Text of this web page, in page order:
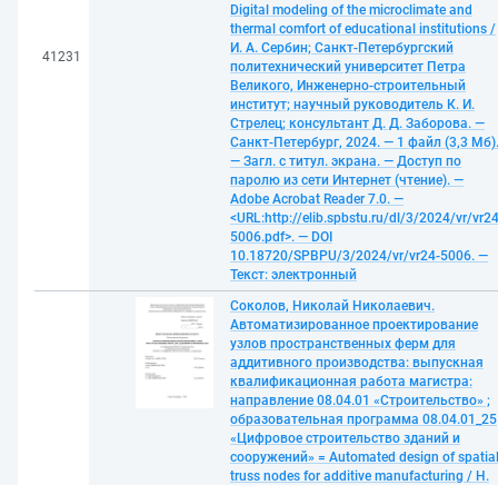
41231
Digital modeling of the microclimate and
thermal comfort of educational institutions /
И. А. Сербин; Санкт-Петербургский
политехнический университет Петра
Великого, Инженерно-строительный
институт; научный руководитель К. И.
Стрелец; консультант Д. Д. Заборова. —
Санкт-Петербург, 2024. — 1 файл (3,3 Мб).
— Загл. с титул. экрана. — Доступ по
паролю из сети Интернет (чтение). —
Adobe Acrobat Reader 7.0. —
<URL:http://elib.spbstu.ru/dl/3/2024/vr/
5006.pdf>. — DOI
10.18720/SPBPU/3/2024/vr/vr24-5006. —
Текст: электронный
Соколов, Николай Николаевич.
Автоматизированное проектирование
узлов пространственных ферм для
аддитивного производства: выпускная
квалификационная работа магистра:
направление 08.04.01 «Строительство» ;
образовательная программа 08.04.01_25
«Цифровое строительство зданий и
сооружений» = Automated design of spatial
truss nodes for additive manufacturing / Н.